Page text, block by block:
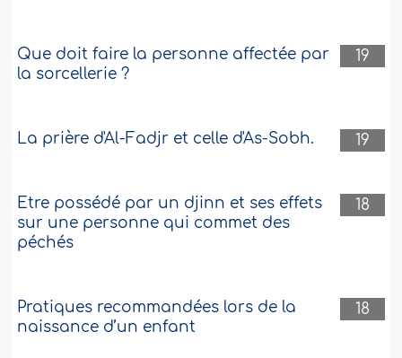
19
Que doit faire la personne affectée par
la sorcellerie ?
19
La prière d'Al-Fadjr et celle d'As-Sobh.
18
Etre possédé par un djinn et ses effets
sur une personne qui commet des
péchés
18
Pratiques recommandées lors de la
naissance d’un enfant